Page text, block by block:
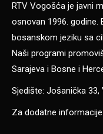
RTV Vogošća je javni
osnovan 1996. godine.
bosanskom jeziku sa
Naši programi
Sarajeva i Bosne i
Sjedište: Jošanička
Za dodatne